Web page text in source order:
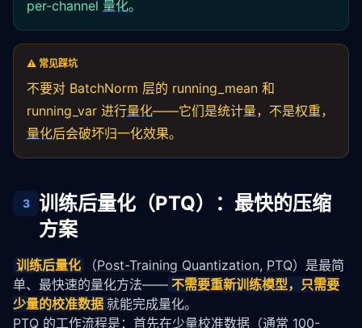
# 精度损失
mse = np.mean((weights - recovered) ** 2)
print(f"量化 MSE: {mse:.6f}") # 通常 < 0.001
per-channel 量化。
⚠️ 常见踩坑
不要对 BatchNorm 层的 running_mean 和
running_var 进行量化——它们是统计量，不是权重，
量化后会破坏归一化效果。
3
训练后量化（PTQ）：最快的压缩
方案
训练后量化 （Post-Training Quantization, PTQ）是最简
单、最快速的量化方法—— 不需要重新训练模型，只需要
少量的校准数据 就能完成量化。
PTQ 的工作流程是：首先在少量校准数据（通常 100-